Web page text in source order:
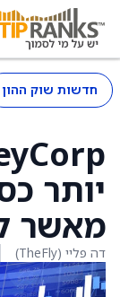
חדשות שוק ההון
יותר
מאשר
דה פליי (TheFly)